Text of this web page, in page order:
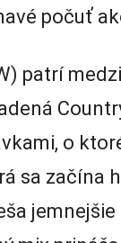
počuť
patrí
o
sa začína